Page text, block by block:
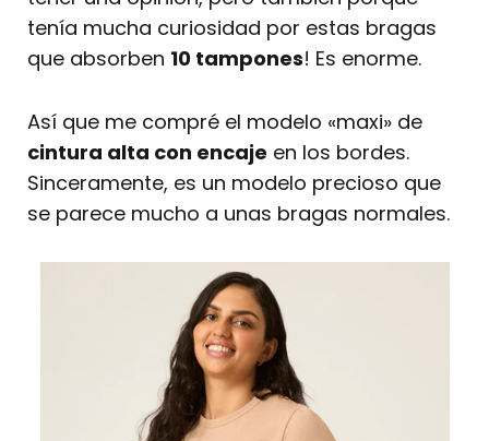
tenía mucha curiosidad por estas bragas
que absorben 10 tampones! Es enorme.
Así que me compré el modelo «maxi» de
cintura alta con encaje en los bordes.
Sinceramente, es un modelo precioso que
se parece mucho a unas bragas normales.